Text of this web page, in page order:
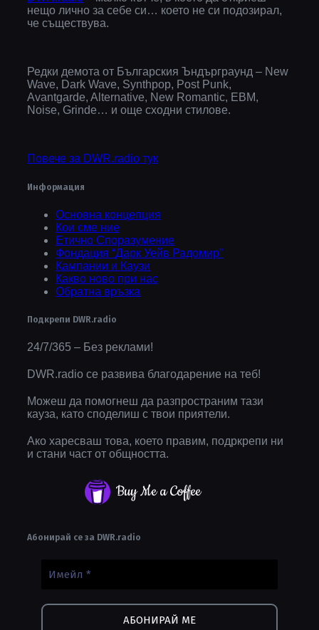
нещо лично за себе си… което не си подозирал,
че съществува.
Редки демота от Българския Ъндърграунд – New
Wave, Dark Wave, Synthpop, Post Punk,
Avantgarde, Alternative, New Romantic, EBM,
Noise, Grinde… и още сходни стилове.
Повече за DWR.radio тук
Информация
Основна концепция
Кои сме ние
Етично Споразумение
Фондация “Дарк Уейв Радомир”
Кампании и Каузи
Какво ново при нас
Обратна връзка
Подкрепи DWR.radio
24/7/365 – Без реклами!
DWR.radio се развива благодарение на теб!
Можеш да помогнеш да разпространим тази
кауза, като споделиш с твои приятели.
Ако харесваш това, което правим, подркрепи ни
и стани част от общността.
Buy Me a Coffee
Абонирай се за DWR.radio